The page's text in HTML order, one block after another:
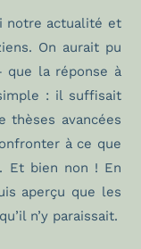
notre actualité et
On aurait pu
que la réponse à
: il suffisait
thèses avancées
à ce que
Et bien non ! En
aperçu que les
n’y paraissait.